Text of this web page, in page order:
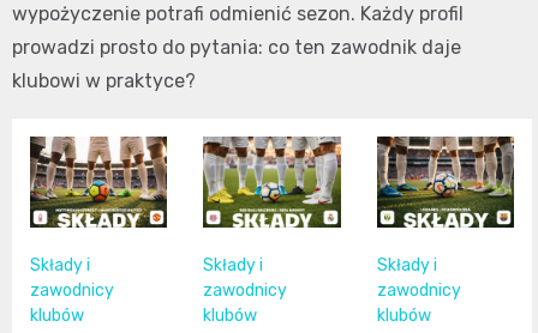
wypożyczenie potrafi odmienić sezon. Każdy profil
prowadzi prosto do pytania: co ten zawodnik daje
klubowi w praktyce?
Składy i
zawodnicy
klubów
Składy i
zawodnicy
klubów
Składy i
zawodnicy
klubów